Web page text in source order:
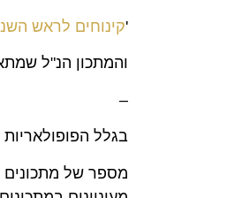
'קינוחים לראש
והמתכון הנ"ל
–
בגלל
מספר של מתכונים